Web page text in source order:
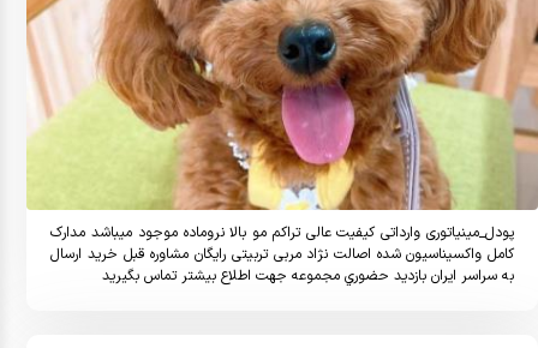
پودل_مینیاتوری وارداتی کیفیت عالی تراکم مو بالا نروماده موجود میباشد مدارک
کامل واکسیناسیون شده اصالت نژاد مربی تربیتی رایگان مشاوره قبل خرید ارسال
به سراسر ایران بازدید حضوري مجموعه جهت اطلاع بیشتر تماس بگیرید